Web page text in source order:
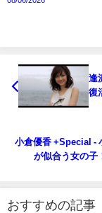
逢
復
小倉優香 +Special -
が似合う女の子
おすすめの記事